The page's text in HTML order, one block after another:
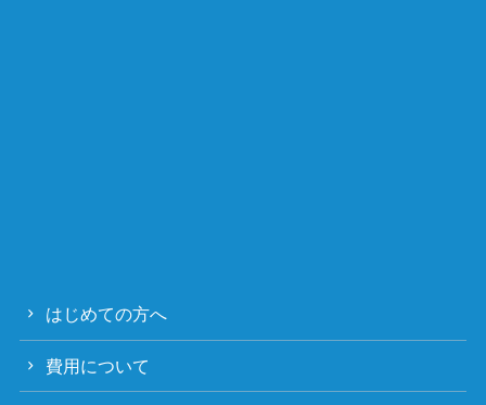
はじめての方へ
費用について